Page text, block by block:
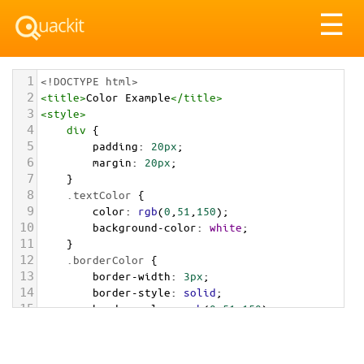
☰
1 <!DOCTYPE html>
2 <title>Color Example</title>
3 <style>
4 div {
5 padding: 20px;
6 margin: 20px;
7 }
8 .textColor {
9 color: rgb(0 51 150);
10 background-color: white;
11 }
12 .borderColor {
13 border-width: 3px;
14 border-style: solid;
15 border-color: rgb(0,51,150);